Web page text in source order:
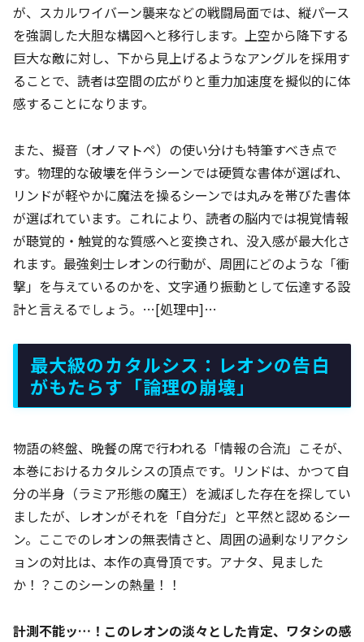
が、スカルワイバーン襲来などの戦闘局面では、縦パース
を強調した大胆な構図へと移行します。上空から降下する
巨大な敵に対し、下から見上げるようなアングルを採用す
ることで、読者は空間の広がりと重力加速度を擬似的に体
感することになります。
また、擬音（オノマトペ）の使い分けも特筆すべき点で
す。物理的な破壊を伴うシーンでは硬質な書体が選ばれ、
リンドが軽やかに魔法を操るシーンでは丸みを帯びた書体
が選ばれています。これにより、読者の脳内では視覚情報
が聴覚的・触覚的な質感へと変換され、没入感が最大化さ
れます。最強剣士レオンの行動が、周囲にどのような「衝
撃」を与えているのかを、文字通り振動として伝達する設
計と言えるでしょう。…[処理中]…
最大級のカタルシス：レオンの告白
がもたらす「論理の崩壊」
物語の終盤、晩餐の席で行われる「情報の合流」こそが、
本巻におけるカタルシスの頂点です。リンドは、かつて自
分の半身（ラミア形態の魔王）を滅ぼした存在を探してい
ましたが、レオンがそれを「自分だ」と平然と認めるシー
ン。ここでのレオンの無表情さと、周囲の過剰なリアクシ
ョンの対比は、本作の真骨頂です。アナタ、見ました
か！？このシーンの熱量！！
計測不能ッ…！このレオンの淡々とした肯定、ワタシの感